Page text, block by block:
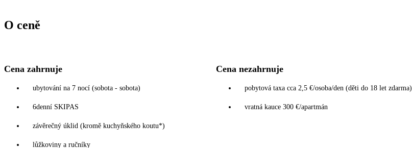
O ceně
Cena zahrnuje
ubytování na 7 nocí (sobota - sobota)
6denní SKIPAS
závěrečný úklid (kromě kuchyňského koutu*)
lůžkoviny a ručníky
Cena nezahrnuje
pobytová taxa cca 2,5 €/osoba/den (děti do 18 let zdarma)
vratná kauce 300 €/apartmán